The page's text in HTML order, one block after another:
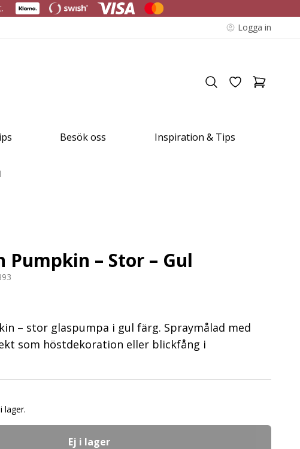
Logga in
Besök oss Inspiration & Tips
Pumpkin – Stor – Gul
– stor glaspumpa i gul färg. Spraymålad med
som höstdekoration eller blickfång i
lager.
Ej i lager